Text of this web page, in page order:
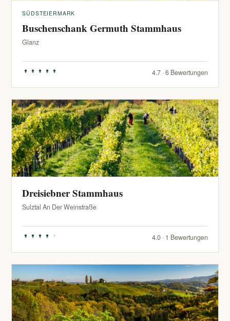
SÜDSTEIERMARK
Buschenschank Germuth Stammhaus
Glanz
4.7 · 6 Bewertungen
Dreisiebner Stammhaus
Sulztal An Der Weinstraße
4.0 · 1 Bewertungen